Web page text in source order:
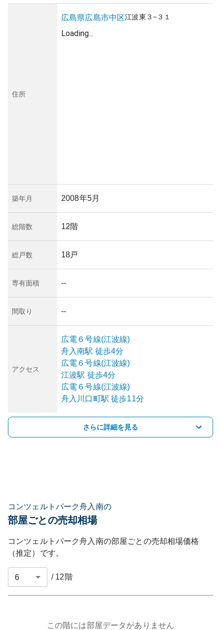
住所
広島県広島市中区江波東 ３−３１
Loading...
築年月 2008年5月
総階数 12階
総戸数 18戸
専有面積 --
間取り --
アクセス
広電６号線(江波線)
舟入南駅 徒歩4分
広電６号線(江波線)
江波駅 徒歩4分
広電６号線(江波線)
舟入川口町駅 徒歩11分
さらに詳細を見る
コンツェルトパーク舟入南の
部屋ごとの売却相場
コンツェルトパーク舟入南の部屋ごとの売却相場価格
（推定）です。
/ 12 階
この階には部屋データがありません